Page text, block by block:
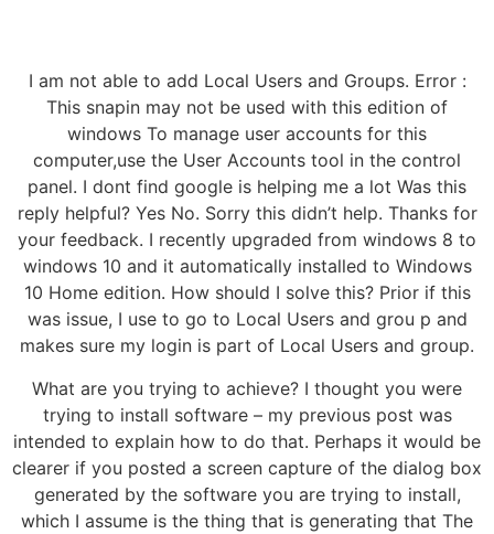
I am not able to add Local Users and Groups. Error :
This snapin may not be used with this edition of
windows To manage user accounts for this
computer,use the User Accounts tool in the control
panel. I dont find google is helping me a lot Was this
reply helpful? Yes No. Sorry this didn’t help. Thanks for
your feedback. I recently upgraded from windows 8 to
windows 10 and it automatically installed to Windows
10 Home edition. How should I solve this? Prior if this
was issue, I use to go to Local Users and grou p and
makes sure my login is part of Local Users and group.
What are you trying to achieve? I thought you were
trying to install software – my previous post was
intended to explain how to do that. Perhaps it would be
clearer if you posted a screen capture of the dialog box
generated by the software you are trying to install,
which I assume is the thing that is generating that The